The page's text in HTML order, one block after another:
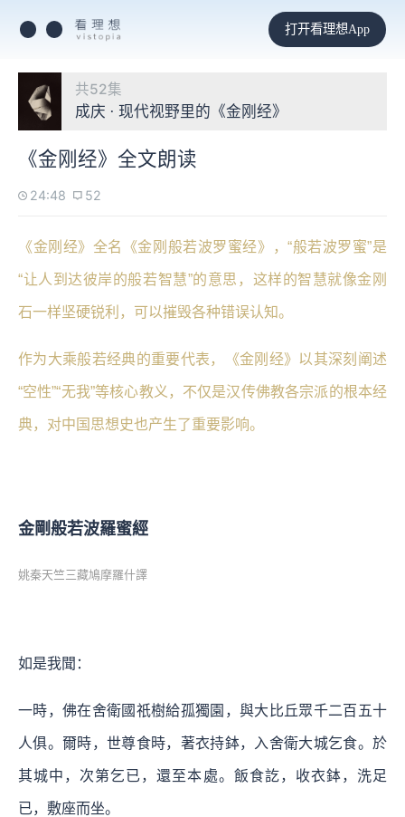
打开看理想App
共52集
成庆 · 现代视野里的《金刚经》
《金刚经》全文朗读
24:48 52
《金刚经》全名《金刚般若波罗蜜经》，“般若波罗蜜”是
“让人到达彼岸的般若智慧”的意思，这样的智慧就像金刚
石一样坚硬锐利，可以摧毁各种错误认知。
作为大乘般若经典的重要代表，《金刚经》以其深刻阐述
“空性”“无我”等核心教义，不仅是汉传佛教各宗派的根本经
典，对中国思想史也产生了重要影响。
金剛般若波羅蜜經
姚秦天竺三藏鳩摩羅什譯
如是我聞：
一時，佛在舍衛國祇樹給孤獨園，與大比丘眾千二百五十
人俱。爾時，世尊食時，著衣持鉢，入舍衛大城乞食。於
其城中，次第乞已，還至本處。飯食訖，收衣鉢，洗足
已，敷座而坐。